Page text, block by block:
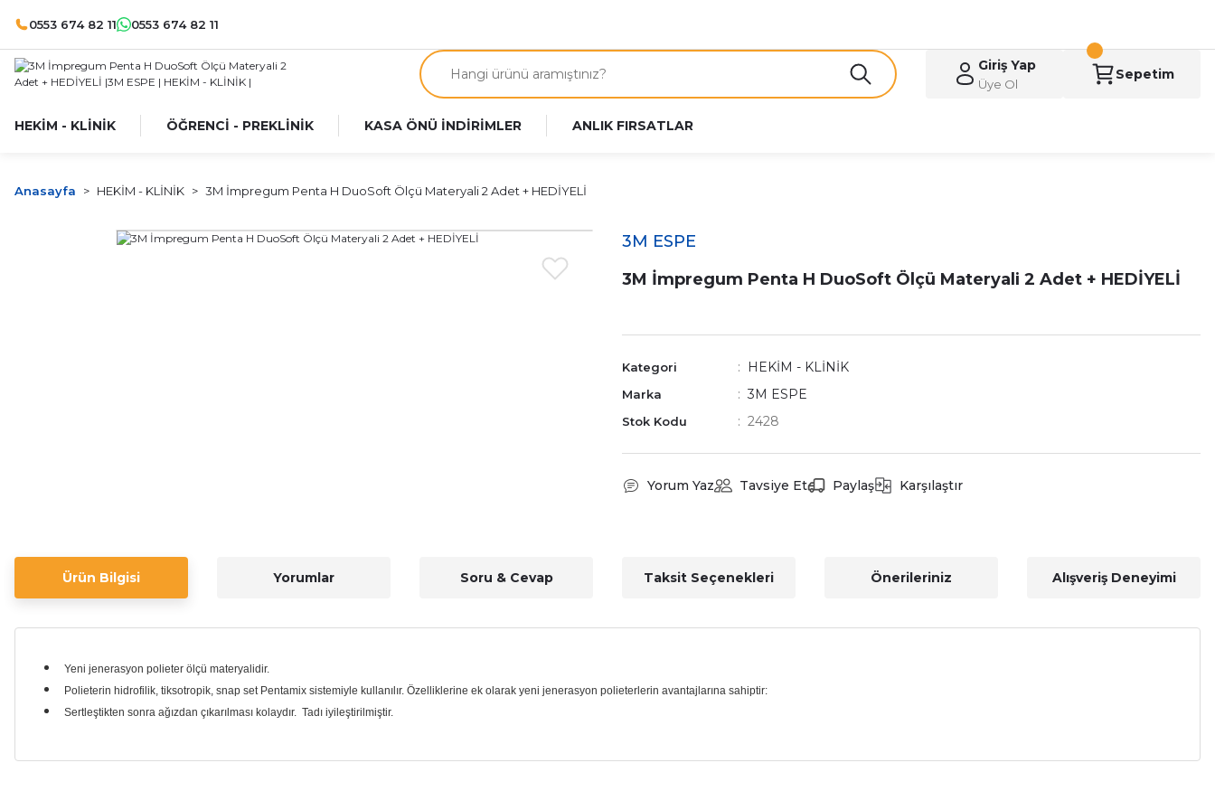
0553 674 82 11 0553 674 82 11
Giriş Yap
Üye Ol
Sepetim
HEKİM - KLİNİK ÖĞRENCİ - PREKLİNİK KASA ÖNÜ İNDİRİMLER ANLIK FIRSATLAR
Anasayfa HEKİM - KLİNİK 3M İmpregum Penta H DuoSoft Ölçü Materyali 2 Adet + HEDİYELİ
3M ESPE
3M İmpregum Penta H DuoSoft Ölçü Materyali 2 Adet + HEDİYELİ
Kategori HEKİM - KLİNİK
Marka 3M ESPE
Stok Kodu 2428
Yorum Yaz Tavsiye Et Paylaş Karşılaştır
Ürün Bilgisi Yorumlar Soru & Cevap Taksit Seçenekleri Önerileriniz Alışveriş Deneyimi
Yeni jenerasyon polieter ölçü materyalidir.
Polieterin hidrofilik, tiksotropik, snap set Pentamix sistemiyle kullanılır. Özelliklerine ek olarak yeni jenerasyon polieterlerin avantajlarına sahiptir:
Sertleştikten sonra ağızdan çıkarılması kolaydır. Tadı iyileştirilmiştir.